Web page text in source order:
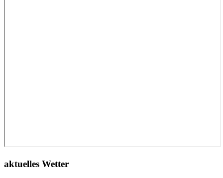
aktuelles Wetter